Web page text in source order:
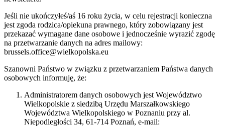
Jeśli nie ukończyłeś/aś 16 roku życia, w celu rejestracji konieczna
jest zgoda rodzica/opiekuna prawnego, który zobowiązany jest
przekazać wymagane dane osobowe i jednocześnie wyrazić zgodę
na przetwarzanie danych na adres mailowy:
brussels.office@wielkopolska.eu
Szanowni Państwo w związku z przetwarzaniem Państwa danych
osobowych informuję, że:
Administratorem danych osobowych jest Województwo
Wielkopolskie z siedzibą Urzędu Marszałkowskiego
Województwa Wielkopolskiego w Poznaniu przy al.
Niepodległości 34, 61-714 Poznań, e-mail: